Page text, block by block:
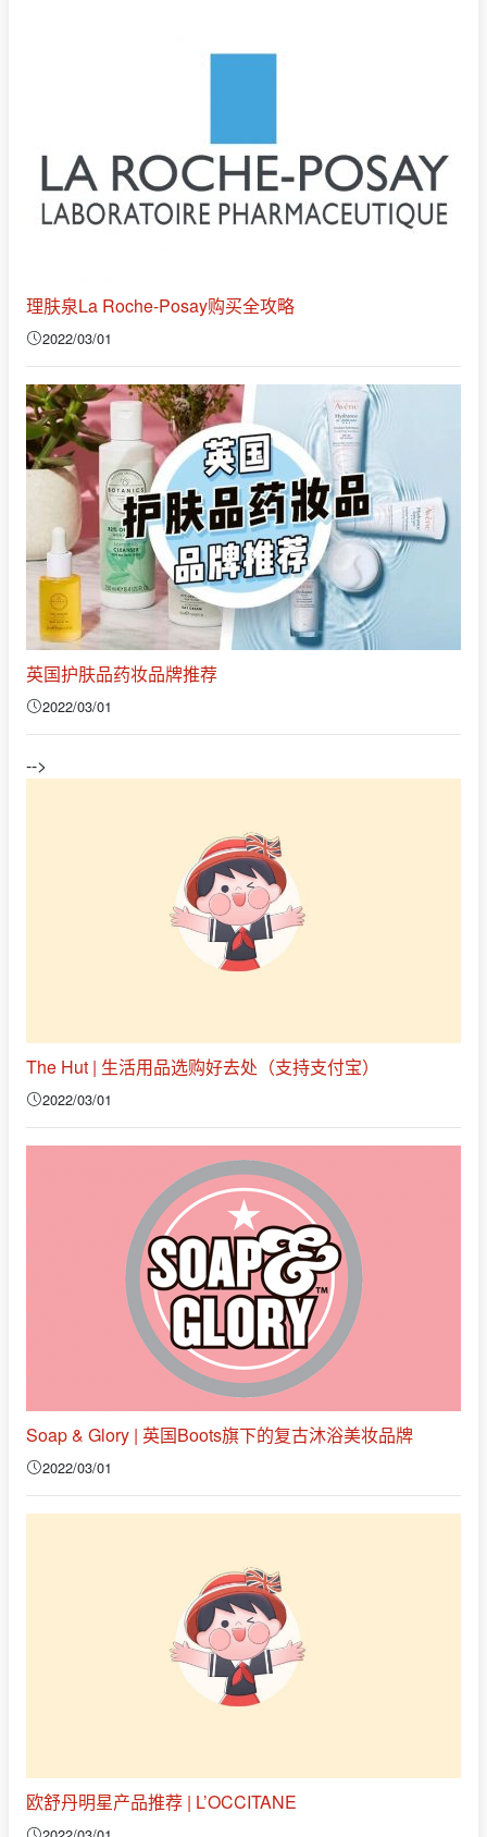
理肤泉La Roche-Posay购买全攻略
2022/03/01
英国护肤品药妆品牌推荐
2022/03/01
-->
The Hut | 生活用品选购好去处（支持支付宝）
2022/03/01
Soap & Glory | 英国Boots旗下的复古沐浴美妆品牌
2022/03/01
欧舒丹明星产品推荐 | L’OCCITANE